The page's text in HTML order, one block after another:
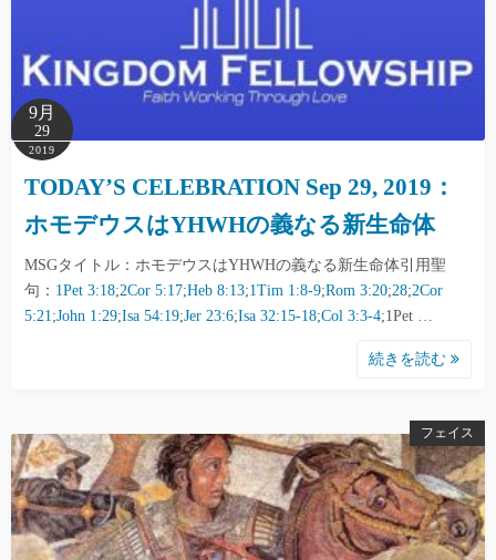
9月
29
2019
TODAY’S CELEBRATION Sep 29, 2019：
ホモデウスはYHWHの義なる新生命体
MSGタイトル：ホモデウスはYHWHの義なる新生命体引用聖
句： 1Pet 3:18;2Cor 5:17;Heb 8:13;1Tim 1:8-9;Rom 3:20;28;2Cor
5:21;John 1:29;Isa 54:19;Jer 23:6;Isa 32:15-18;Col 3:3-4;1Pet …
続きを読む
フェイス